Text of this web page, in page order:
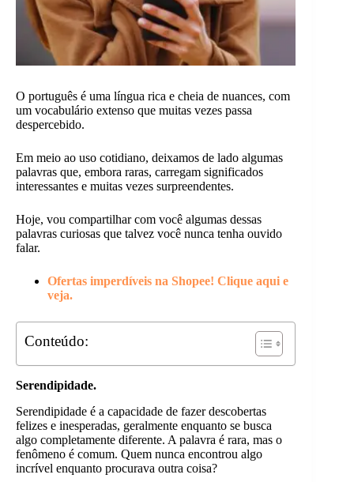
O português é uma língua rica e cheia de nuances, com
um vocabulário extenso que muitas vezes passa
despercebido.
Em meio ao uso cotidiano, deixamos de lado algumas
palavras que, embora raras, carregam significados
interessantes e muitas vezes surpreendentes.
Hoje, vou compartilhar com você algumas dessas
palavras curiosas que talvez você nunca tenha ouvido
falar.
Ofertas imperdíveis na Shopee! Clique aqui e
veja.
Conteúdo:
Serendipidade.
Serendipidade é a capacidade de fazer descobertas
felizes e inesperadas, geralmente enquanto se busca
algo completamente diferente. A palavra é rara, mas o
fenômeno é comum. Quem nunca encontrou algo
incrível enquanto procurava outra coisa?